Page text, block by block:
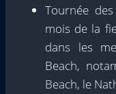
Tournée
mois de la
dans les
Beach,
Beach, le